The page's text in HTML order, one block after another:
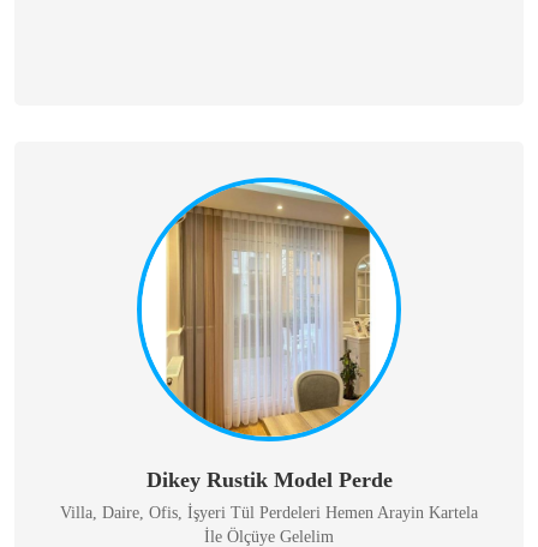
Dikey Rustik Model Perde
Villa, Daire, Ofis, İşyeri Tül Perdeleri Hemen Arayin Kartela
İle Ölçüye Gelelim